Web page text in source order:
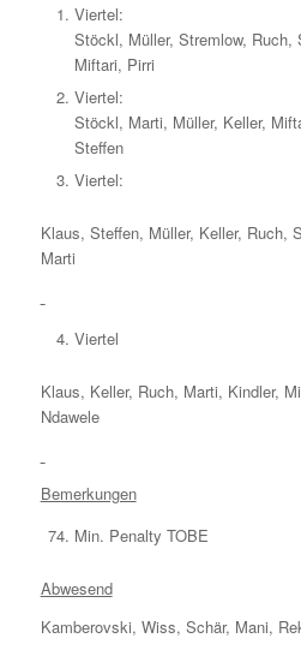
Viertel:
Stöckl, Müller, Stremlow, Ruch,
Miftari, Pirri
Viertel:
Stöckl, Marti, Müller, Keller,
Steffen
Viertel:
Klaus, Steffen, Müller, Keller, Ruch,
Marti
Viertel
Klaus, Keller, Ruch, Marti, Kindler,
Ndawele
Bemerkungen
Min. Penalty TOBE
Abwesend
Kamberovski, Wiss, Schär, Mani,